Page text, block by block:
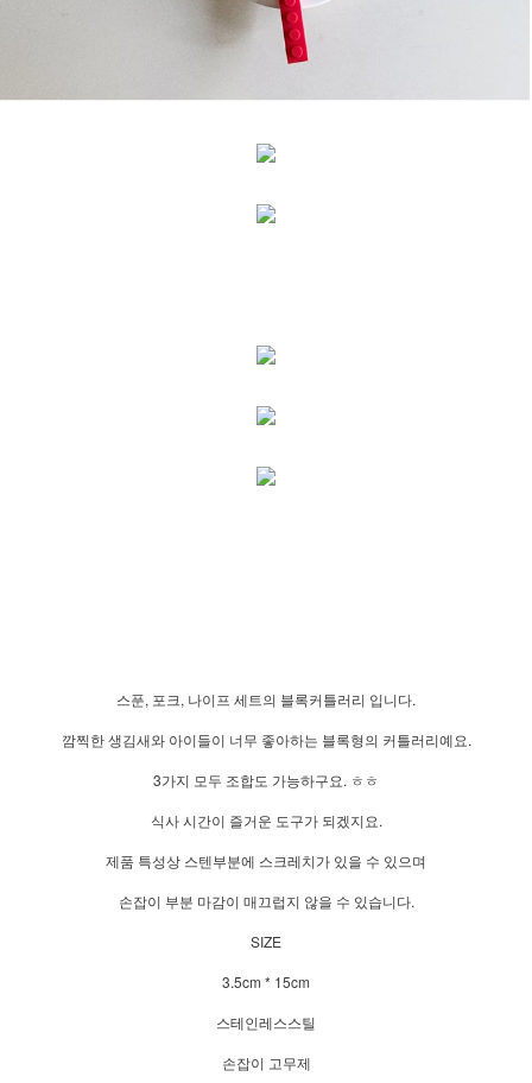
스푼, 포크, 나이프 세트의 블록커틀러리 입니다.
깜찍한 생김새와 아이들이 너무 좋아하는 블록형의 커틀러리예요.
3가지 모두 조합도 가능하구요. ㅎㅎ
식사 시간이 즐거운 도구가 되겠지요.
제품 특성상 스텐부분에 스크레치가 있을 수 있으며
손잡이 부분 마감이 매끄럽지 않을 수 있습니다.
SIZE
3.5cm * 15cm
스테인레스스틸
손잡이 고무제